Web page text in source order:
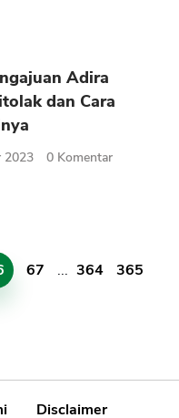
Adira
dan Cara
2023 0 Komentar
67 ... 364
365
Disclaimer